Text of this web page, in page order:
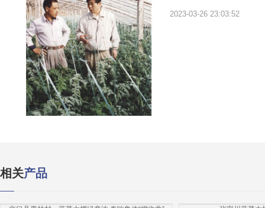
2023-03-26 23:03:52
相关产品